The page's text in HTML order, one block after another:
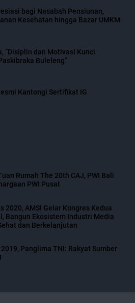
bagi Nasabah Pensiunan,
Kesehatan hingga Bazar UMKM
“Disiplin dan Motivasi Kunci
Buleleng”
Kantongi Sertifikat IG
Rumah The 20th CAJ, PWI Bali
PWI Pusat
2020, AMSI Gelar Kongres Kedua
Bangun Ekosistem Industri Media
dan Berkelanjutan
Panglima TNI: Rakyat Sumber